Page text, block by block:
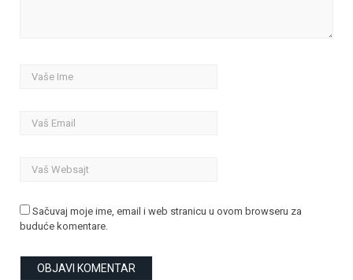
Sačuvaj moje ime, email i web stranicu u ovom browseru za
buduće komentare.